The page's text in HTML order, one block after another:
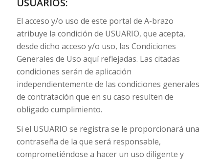
El acceso y/o uso de este portal de A-brazo
atribuye la condición de USUARIO, que acepta,
desde dicho acceso y/o uso, las Condiciones
Generales de Uso aquí reflejadas. Las citadas
condiciones serán de aplicación
independientemente de las condiciones generales
de contratación que en su caso resulten de
obligado cumplimiento.
Si el USUARIO se registra se le proporcionará una
contraseña de la que será responsable,
comprometiéndose a hacer un uso diligente y